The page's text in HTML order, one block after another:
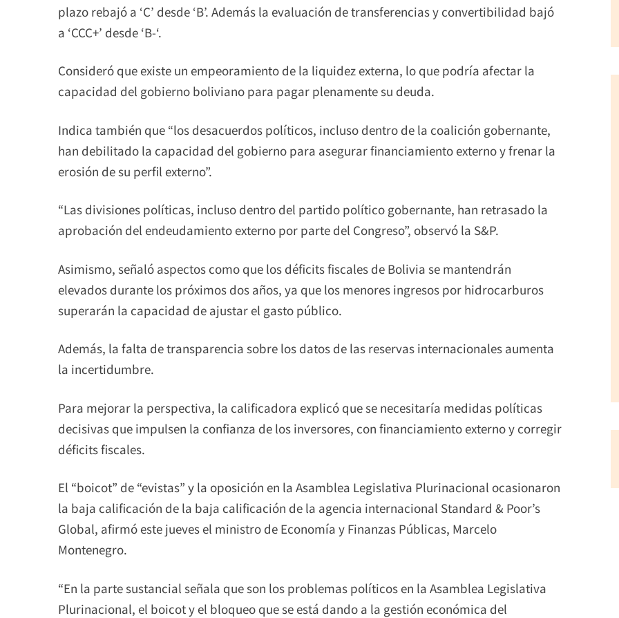
plazo rebajó a ‘C’ desde ‘B’. Además la evaluación de transferencias y convertibilidad bajó
a ‘CCC+’ desde ‘B-‘.
Consideró que existe un empeoramiento de la liquidez externa, lo que podría afectar la
capacidad del gobierno boliviano para pagar plenamente su deuda.
Indica también que “los desacuerdos políticos, incluso dentro de la coalición gobernante,
han debilitado la capacidad del gobierno para asegurar financiamiento externo y frenar la
erosión de su perfil externo”.
“Las divisiones políticas, incluso dentro del partido político gobernante, han retrasado la
aprobación del endeudamiento externo por parte del Congreso”, observó la S&P.
Asimismo, señaló aspectos como que los déficits fiscales de Bolivia se mantendrán
elevados durante los próximos dos años, ya que los menores ingresos por hidrocarburos
superarán la capacidad de ajustar el gasto público.
Además, la falta de transparencia sobre los datos de las reservas internacionales aumenta
la incertidumbre.
Para mejorar la perspectiva, la calificadora explicó que se necesitaría medidas políticas
decisivas que impulsen la confianza de los inversores, con financiamiento externo y corregir
déficits fiscales.
El “boicot” de “evistas” y la oposición en la Asamblea Legislativa Plurinacional ocasionaron
la baja calificación de la baja calificación de la agencia internacional Standard & Poor’s
Global, afirmó este jueves el ministro de Economía y Finanzas Públicas, Marcelo
Montenegro.
“En la parte sustancial señala que son los problemas políticos en la Asamblea Legislativa
Plurinacional, el boicot y el bloqueo que se está dando a la gestión económica del